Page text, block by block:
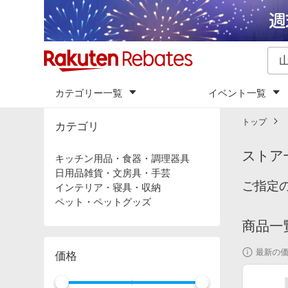
カテゴリー一覧 イベント一覧
カテゴリ
キッチン用品・食器・調理器具
日用品雑貨・文房具・手芸
インテリア・寝具・収納
ペット・ペットグッズ
価格
トップ
ストア
ご指定
商品一
最新の